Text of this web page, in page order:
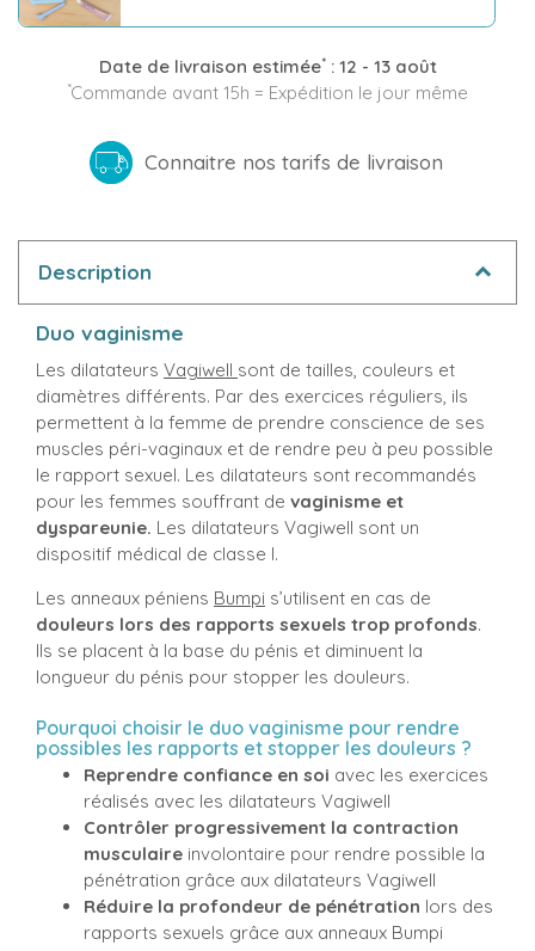
Date de livraison estimée*: 12 - 13 août
*Commande avant 15h = Expédition le jour même
Connaitre nos tarifs de livraison
Description
Duo vaginisme
Les dilatateurs Vagiwell sont de tailles, couleurs et
diamètres différents. Par des exercices réguliers, ils
permettent à la femme de prendre conscience de ses
muscles péri-vaginaux et de rendre peu à peu possible
le rapport sexuel. Les dilatateurs sont recommandés
pour les femmes souffrant de vaginisme et
dyspareunie. Les dilatateurs Vagiwell sont un
dispositif médical de classe I.
Les anneaux péniens Bumpi s’utilisent en cas de
douleurs lors des rapports sexuels trop profonds.
Ils se placent à la base du pénis et diminuent la
longueur du pénis pour stopper les douleurs.
Pourquoi choisir le duo vaginisme pour rendre
possibles les rapports et stopper les douleurs ?
Reprendre confiance en soi avec les exercices
réalisés avec les dilatateurs Vagiwell
Contrôler progressivement la contraction
musculaire involontaire pour rendre possible la
pénétration grâce aux dilatateurs Vagiwell
Réduire la profondeur de pénétration lors des
rapports sexuels grâce aux anneaux Bumpi